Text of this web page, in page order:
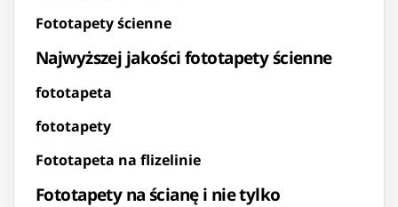
Fototapety ścienne
Najwyższej jakości fototapety ścienne
fototapeta
fototapety
Fototapeta na flizelinie
Fototapety na ścianę i nie tylko